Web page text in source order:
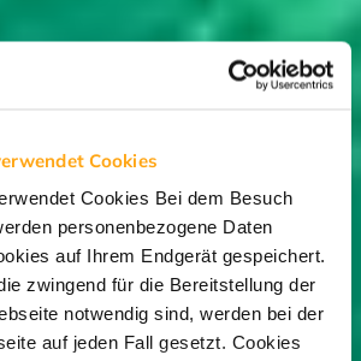
Cookies
Cookies Bei dem Besuch
personenbezogene Daten
auf Ihrem Endgerät gespeichert.
zwingend für die Bereitstellung der
notwendig sind, werden bei der
auf jeden Fall gesetzt. Cookies